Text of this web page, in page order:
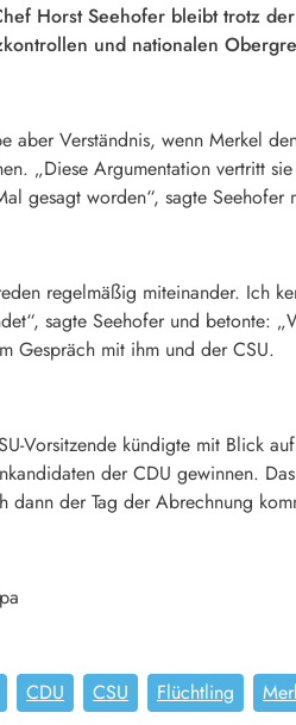
Horst Seehofer bleibt trotz
und nationalen
aber Verständnis, wenn Merkel
„Diese Argumentation vertritt
gesagt worden“, sagte
regelmäßig miteinander. Ich
sagte Seehofer und betonte:
Gespräch mit ihm und der CSU.
Vorsitzende kündigte mit Blick
der CDU gewinnen.
dann der Tag der Abrechnung
CDU CSU Flüchtling